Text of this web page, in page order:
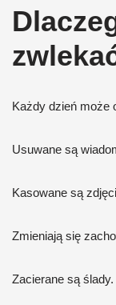
Każdy dzień może
Usuwane są
Kasowane są
Zmieniają się
Zacierane są ślady.